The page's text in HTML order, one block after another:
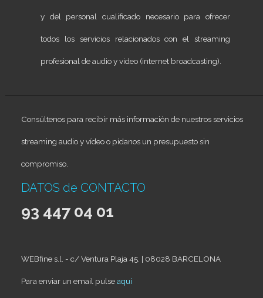
y del personal cualificado necesario para ofrecer
todos los servicios relacionados con el streaming
profesional de audio y video (internet broadcasting).
Consúltenos para recibir más información de nuestros servicios
streaming audio y vídeo o pídanos un presupuesto sin
compromiso.
DATOS de CONTACTO
93 447 04 01
WEBfine s.l. - c/ Ventura Plaja 45. | 08028 BARCELONA
Para enviar un email pulseaquí